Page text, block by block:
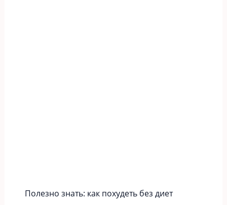
Полезно знать: как похудеть без диет